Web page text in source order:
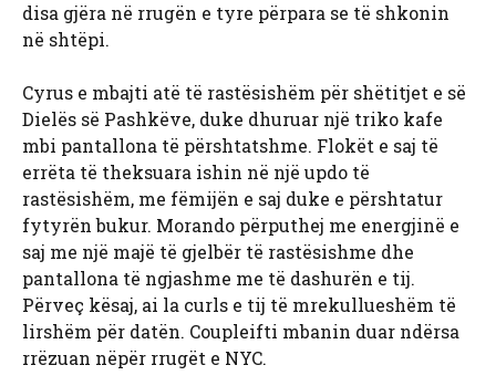
disa gjëra në rrugën e tyre përpara se të shkonin
në shtëpi.
Cyrus e mbajti atë të rastësishëm për shëtitjet e së
Dielës së Pashkëve, duke dhuruar një triko kafe
mbi pantallona të përshtatshme. Flokët e saj të
errëta të theksuara ishin në një updo të
rastësishëm, me fëmijën e saj duke e përshtatur
fytyrën bukur. Morando përputhej me energjinë e
saj me një majë të gjelbër të rastësishme dhe
pantallona të ngjashme me të dashurën e tij.
Përveç kësaj, ai la curls e tij të mrekullueshëm të
lirshëm për datën. Coupleifti mbanin duar ndërsa
rrëzuan nëpër rrugët e NYC.